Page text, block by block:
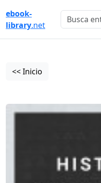
ebook-
library.net
<< Inicio